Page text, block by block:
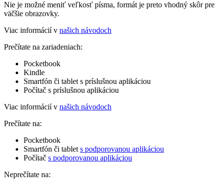
Nie je možné meniť veľkosť písma, formát je preto vhodný skôr pre
väčšie obrazovky.
Viac informácií v našich návodoch
Prečítate na zariadeniach:
Pocketbook
Kindle
Smartfón či tablet s príslušnou aplikáciou
Počítač s príslušnou aplikáciou
Viac informácií v našich návodoch
Prečítate na:
Pocketbook
Smartfón či tablet s podporovanou aplikáciou
Počítač s podporovanou aplikáciou
Neprečítate na: